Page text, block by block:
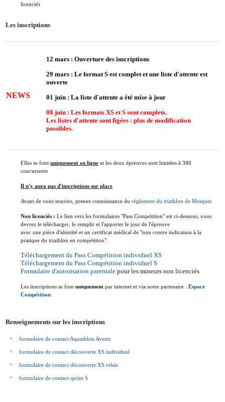
licenciés
Les inscriptions
NEWS
12 mars : Ouverture des inscriptions
29 mars : Le format S est complet etune liste d'attente est
ouverte
01 juin : Laliste d'attente a été mise à jour
08 juin : Les formats XS et S sont complets.
Les listes d'attente sont figées : plus de modification
possibles.
Elles se fontuniquement en ligne et les deux épreuves sont limitées à 380
concurrents
Il n'y aura pas d'inscriptions sur place
Avant de vous inscrire, prenez connaissance durèglement du triathlon de Mesquer
Non licenciés : Le lien vers les formulaires "Pass Compétition" est ci-dessous, vous
devrez le télécharger, le remplir et l'apporter le jour de l'épreuve
avec une pièce d'identité et un certificat médical de "non contre indication à la
pratique du triathlon en compétition".
Téléchargement du Pass Compétition individuel XS
Téléchargement du Pass Compétition individuel S
Formulaire d'autorisation parentale pour les mineurs non licenciés
Les inscriptions se fontuniquement par internetet via notre partenaire :Espace
Compétition
Renseignements sur les inscriptions
formulaire de contact Aquathlon Avenir
formulaire de contact découverte XS individuel
formulaire de contact découverte XS relais
formulaire de contact sprint S